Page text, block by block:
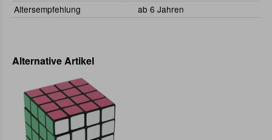
Altersempfehlung
ab 6 Jahren
Alternative Artikel